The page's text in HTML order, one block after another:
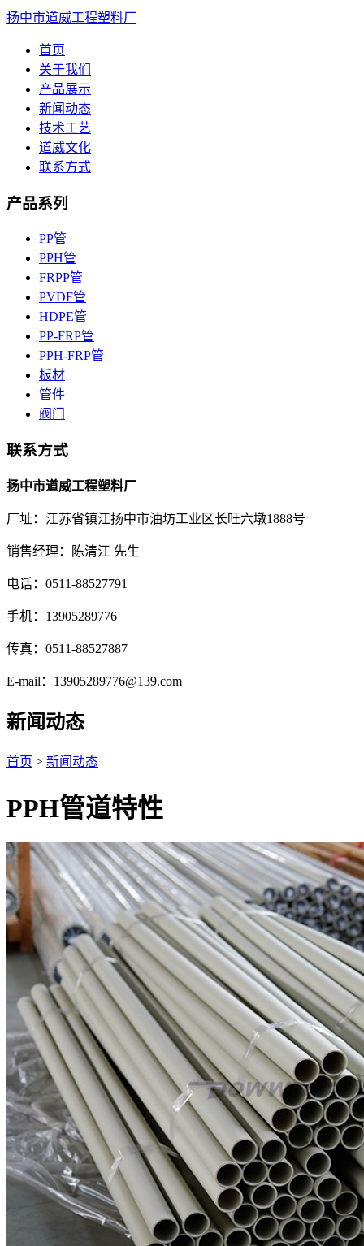
扬中市道威工程塑料厂
首页
关于我们
产品展示
新闻动态
技术工艺
道威文化
联系方式
产品系列
PP管
PPH管
FRPP管
PVDF管
HDPE管
PP-FRP管
PPH-FRP管
板材
管件
阀门
联系方式
扬中市道威工程塑料厂
厂址：江苏省镇江扬中市油坊工业区长旺六墩1888号
销售经理：陈清江 先生
电话：0511-88527791
手机：13905289776
传真：0511-88527887
E-mail：13905289776@139.com
新闻动态
首页 > 新闻动态
PPH管道特性